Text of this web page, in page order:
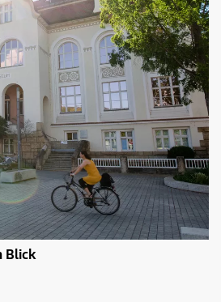
Blick